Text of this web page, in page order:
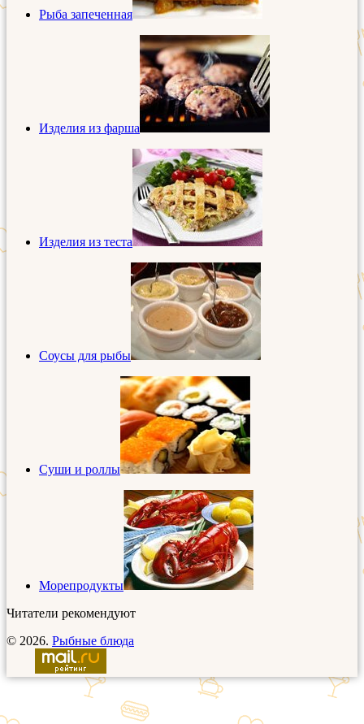
Рыба запеченная
Изделия из фарша
Изделия из теста
Соусы для рыбы
Суши и роллы
Морепродукты
Читатели рекомендуют
© 2026. Рыбные блюда